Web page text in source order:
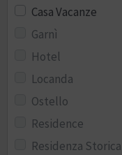
Casa Vacanze
Garnì
Hotel
Locanda
Ostello
Residence
Residenza Storica